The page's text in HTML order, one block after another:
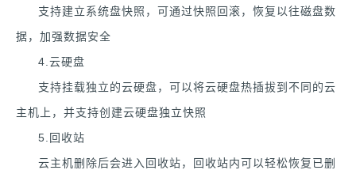
支持建立系统盘快照，可通过快照回滚，恢复以往磁盘数
据，加强数据安全
4.云硬盘
支持挂载独立的云硬盘，可以将云硬盘热插拔到不同的云
主机上，并支持创建云硬盘独立快照
5.回收站
云主机删除后会进入回收站，回收站内可以轻松恢复已删